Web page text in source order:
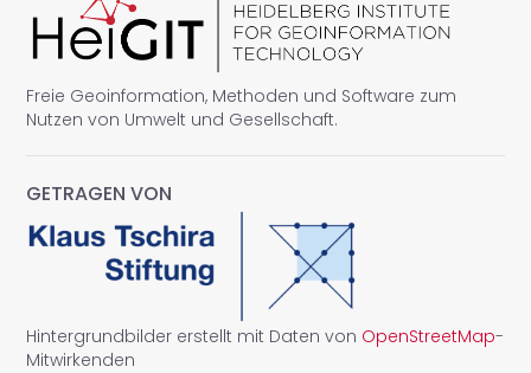
Freie Geoinformation, Methoden und Software zum
Nutzen von Umwelt und Gesellschaft.
GETRAGEN VON
Hintergrundbilder erstellt mit Daten von OpenStreetMap-
Mitwirkenden